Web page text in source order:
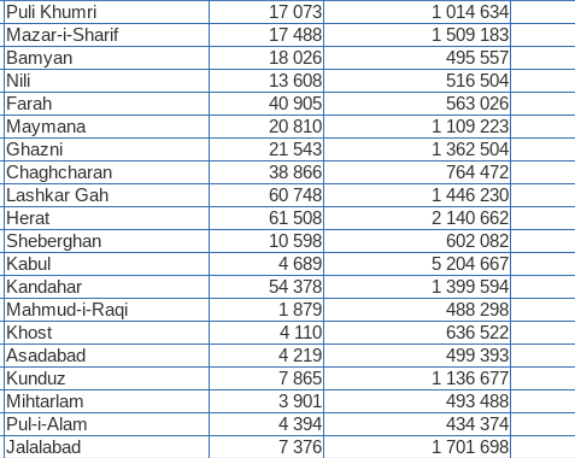
Puli Khumri 17 073 1 014 634
Mazar-i-Sharif 17 488 1 509 183
Bamyan 18 026 495 557
Nili 13 608 516 504
Farah 40 905 563 026
Maymana 20 810 1 109 223
Ghazni 21 543 1 362 504
Chaghcharan 38 866 764 472
Lashkar Gah 60 748 1 446 230
Herat 61 508 2 140 662
Sheberghan 10 598 602 082
Kabul 4 689 5 204 667
Kandahar 54 378 1 399 594
Mahmud-i-Raqi 1 879 488 298
Khost 4 110 636 522
Asadabad 4 219 499 393
Kunduz 7 865 1 136 677
Mihtarlam 3 901 493 488
Pul-i-Alam 4 394 434 374
Jalalabad 7 376 1 701 698